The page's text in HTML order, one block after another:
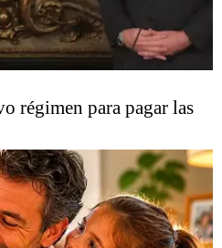
régimen para pagar las